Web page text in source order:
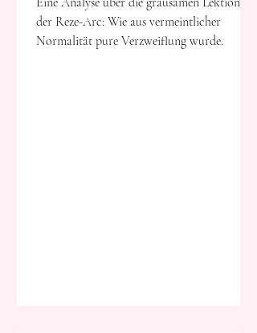
der Reze-Arc: Wie aus vermeintlicher
Normalität pure Verzweiflung wurde.